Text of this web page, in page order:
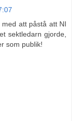
att påstå att NI
sektledarn gjorde,
som publik!